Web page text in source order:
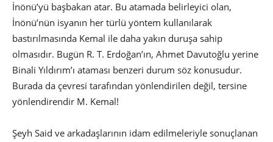
İnönü’yü başbakan atar. Bu atamada belirleyici olan,
İnönü’nün isyanın her türlü yöntem kullanılarak
bastırılmasında Kemal ile daha yakın duruşa sahip
olmasıdır. Bugün R. T. Erdoğan’ın, Ahmet Davutoğlu yerine
Binali Yıldırım’ı ataması benzeri durum söz konusudur.
Burada da çevresi tarafından yönlendirilen değil, tersine
yönlendirendir M. Kemal!
Şeyh Said ve arkadaşlarının idam edilmeleriyle sonuçlanan